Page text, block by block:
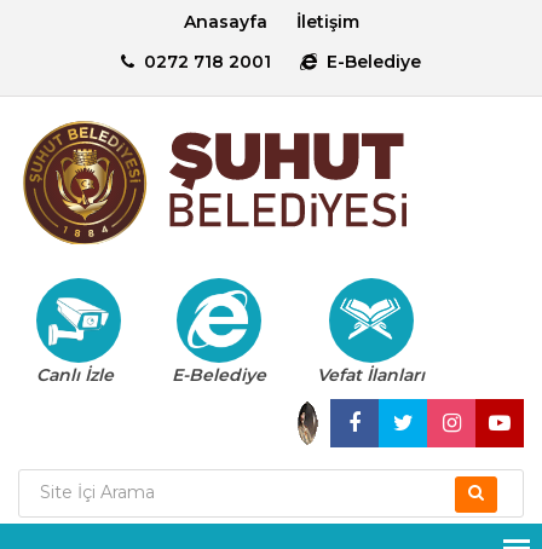
Anasayfa
İletişim
0272 718 2001
E-Belediye
Canlı İzle E-Belediye Vefat İlanları